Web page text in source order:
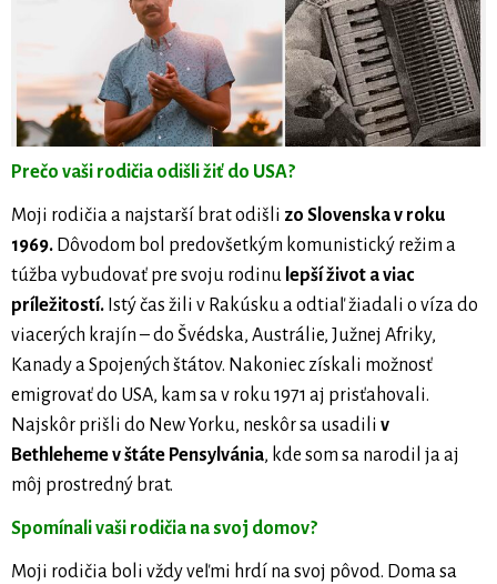
Prečo vaši rodičia odišli žiť do USA?
Moji rodičia a najstarší brat odišli zo Slovenska v roku
1969. Dôvodom bol predovšetkým komunistický režim a
túžba vybudovať pre svoju rodinu lepší život a viac
príležitostí. Istý čas žili v Rakúsku a odtiaľ žiadali o víza do
viacerých krajín – do Švédska, Austrálie, Južnej Afriky,
Kanady a Spojených štátov. Nakoniec získali možnosť
emigrovať do USA, kam sa v roku 1971 aj prisťahovali.
Najskôr prišli do New Yorku, neskôr sa usadili v
Bethleheme v štáte Pensylvánia, kde som sa narodil ja aj
môj prostredný brat.
Spomínali vaši rodičia na svoj domov?
Moji rodičia boli vždy veľmi hrdí na svoj pôvod. Doma sa